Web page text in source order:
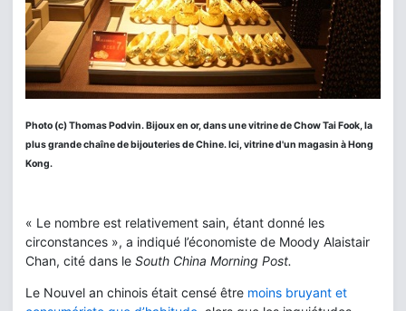
Photo (c) Thomas Podvin. Bijoux en or,dans une vitrine de Chow Tai Fook, la
plus grande chaîne de bijouteries de Chine. Ici, vitrine d'un magasin à Hong
Kong.
« Le nombre est relativement sain, étant donné les
circonstances », a indiqué l’économiste de Moody Alaistair
Chan, cité dans le South China Morning Post.
Le Nouvel an chinois était censé être moins bruyant et